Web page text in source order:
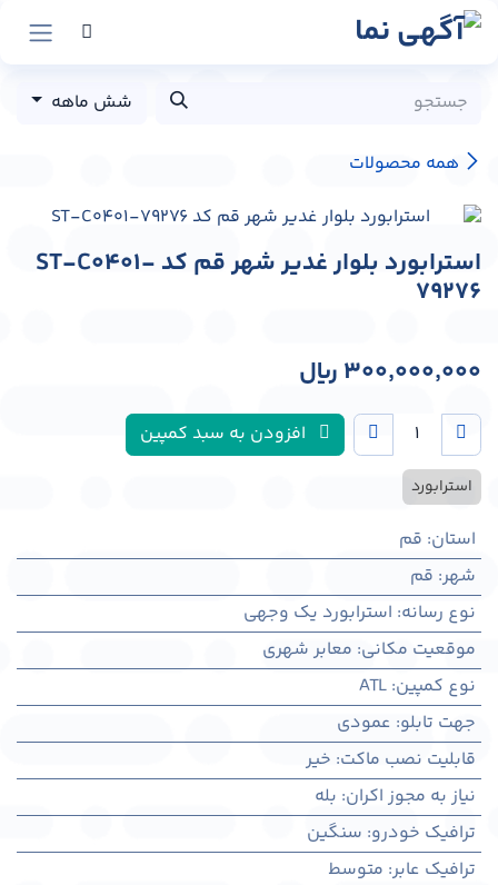
پرش به محتوا
همه محصولات
شش ماهه
استرابورد بلوار غدیر شهر قم کد ST-C0401-
79276
300,000,000 ﷼
افزودن به سبد کمپین
استرابورد
استان: قم
شهر: قم
نوع رسانه: استرابورد یک وجهی
موقعیت مکانی: معابر شهری
نوع کمپین:
ATL
جهت تابلو: عمودی
قابلیت نصب ماکت: خیر
نیاز به مجوز اکران: بله
ترافیک خودرو: سنگین
ترافیک عابر: متوسط